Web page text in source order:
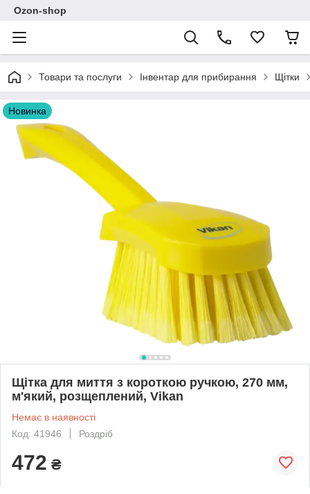
Ozon-shop
Товари та послуги Інвентар для прибирання Щітки
Новинка
Щітка для миття з короткою ручкою, 270 мм,
м'який, розщеплений, Vikan
Немає в наявності
Код: 41946
Роздріб
472 ₴